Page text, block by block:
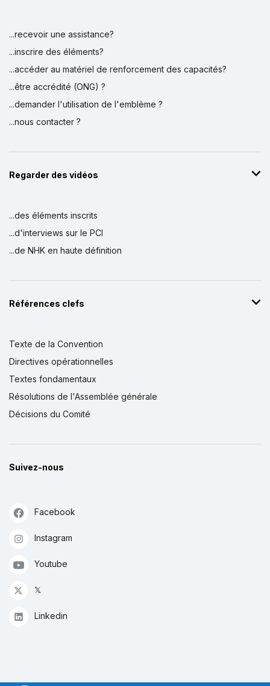
...recevoir une assistance?
...inscrire des éléments?
...accéder au matériel de renforcement des capacités?
...être accrédité (ONG) ?
...demander l'utilisation de l'emblème ?
...nous contacter ?
Regarder des vidéos
...des éléments inscrits
...d'interviews sur le PCI
...de NHK en haute définition
Références clefs
Texte de la Convention
Directives opérationnelles
Textes fondamentaux
Résolutions de l'Assemblée générale
Décisions du Comité
Suivez-nous
Facebook
Instagram
Youtube
𝕏
Linkedin